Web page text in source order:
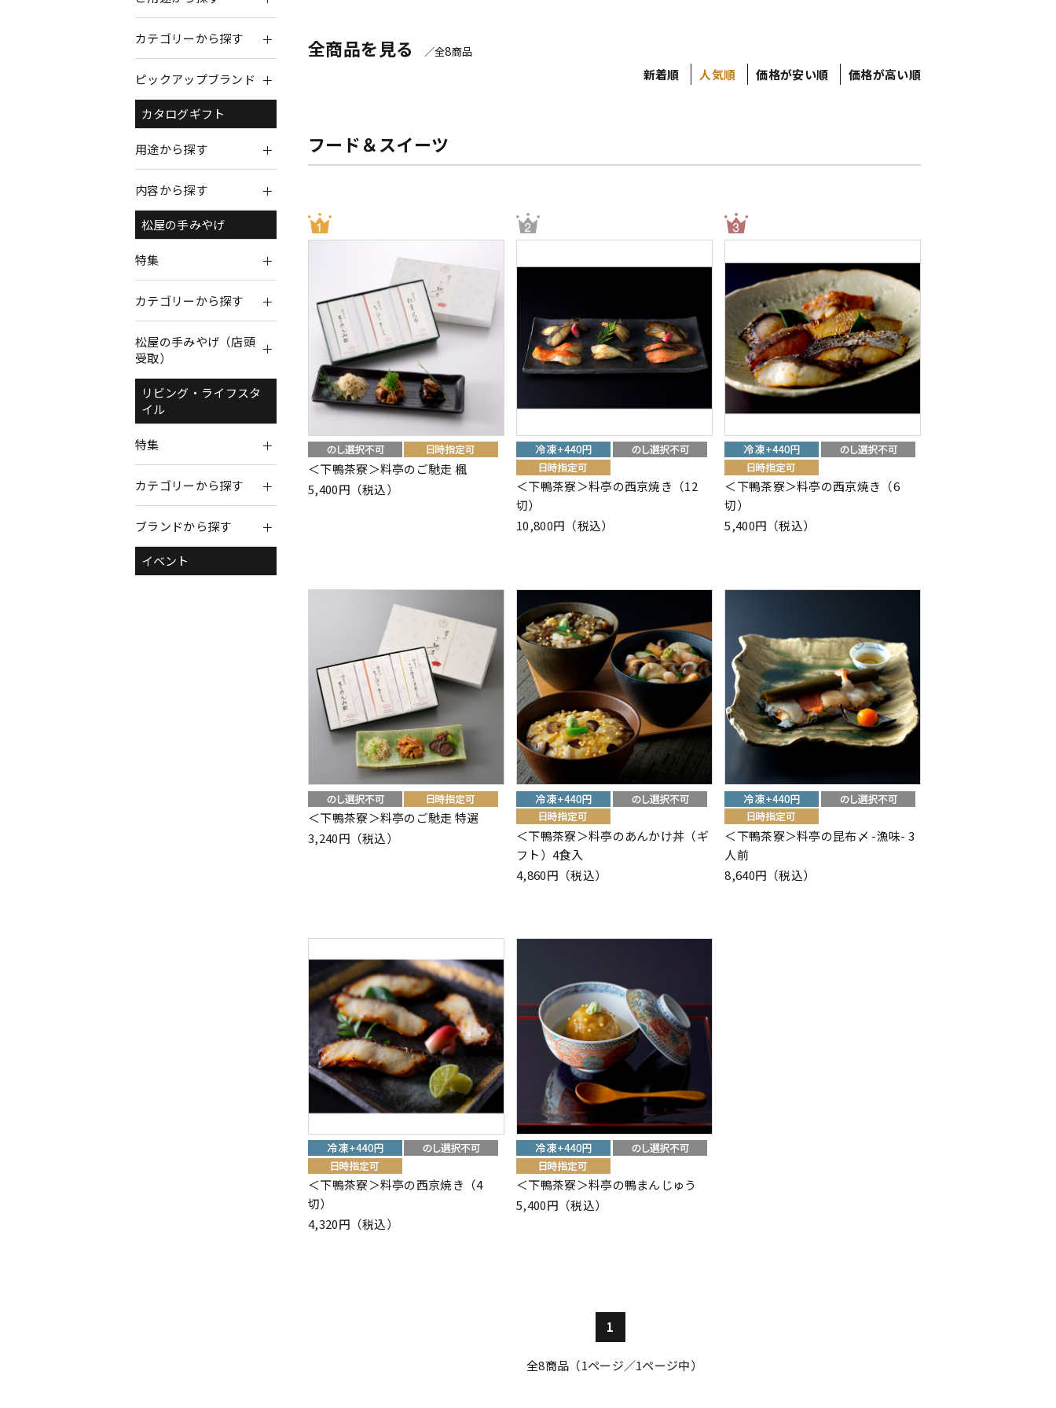
カテゴリーから探す
ピックアップブランド
カタログギフト
用途から探す
内容から探す
松屋の手みやげ
特集
カテゴリーから探す
松屋の手みやげ（店頭
受取）
リビング・ライフスタ
イル
特集
カテゴリーから探す
ブランドから探す
イベント
全商品を見る ／全8商品
新着順 人気順 価格が安い順 価格が高い順
フード＆スイーツ
＜下鴨茶寮＞料亭のご馳走 楓
5,400円（税込）
＜下鴨茶寮＞料亭の西京焼き（12
切）
10,800円（税込）
＜下鴨茶寮＞料亭の西京焼き（6
切）
5,400円（税込）
＜下鴨茶寮＞料亭のご馳走 特選
3,240円（税込）
＜下鴨茶寮＞料亭のあんかけ丼（ギ
フト）4食入
4,860円（税込）
＜下鴨茶寮＞料亭の昆布〆 -漁味- 3
人前
8,640円（税込）
＜下鴨茶寮＞料亭の西京焼き（4
切）
4,320円（税込）
＜下鴨茶寮＞料亭の鴨まんじゅう
5,400円（税込）
1
全8商品（1ページ／1ページ中）